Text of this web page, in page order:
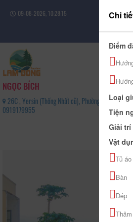
09-08-2026, 10:28:16
NGỌC BÍCH
26C , Yersin (Thống Nhất cũ), Phường Xuân Hương
0919179955
Chi
Điểm
Loại
Tiện
Giải trí
Vật
Tủ áo
Bàn
Dép
Thảm